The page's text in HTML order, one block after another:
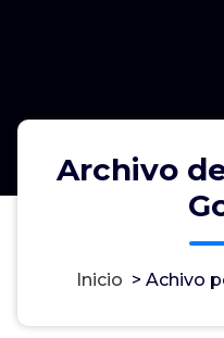
Archivo
Inicio > Achivo